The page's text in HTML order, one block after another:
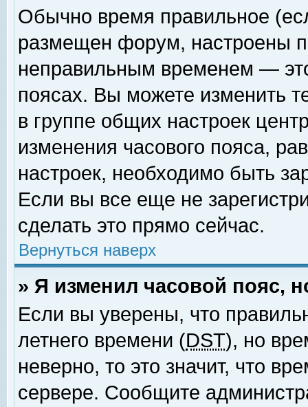
Обычно время правильное
размещен форум, настроены
неправильным временем —
поясах. Вы можете изменить
в группе общих настроек
изменения часового пояса,
настроек, необходимо быть
Если вы все еще не
сделать это прямо сейчас.
Вернуться наверх
» Я изменил часовой пояс,
Если вы уверены, что
летнего времени (DST), но
неверно, то это значит, что
сервере. Сообщите